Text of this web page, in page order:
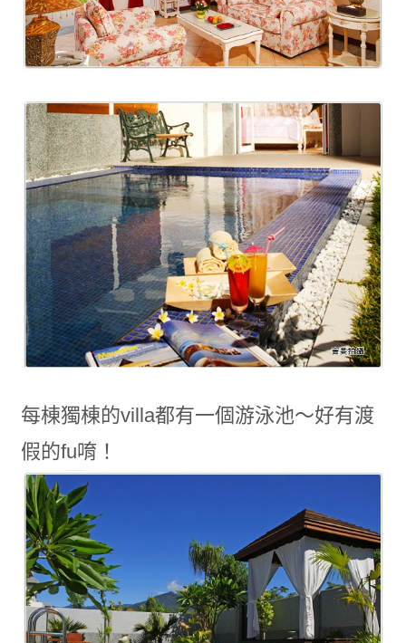
每棟獨棟的villa都有一個游泳池～好有渡
假的fu唷！